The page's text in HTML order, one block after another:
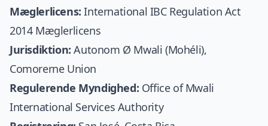
Mæglerlicens: International IBC Regulation Act
2014 Mæglerlicens
Jurisdiktion: Autonom Ø Mwali (Mohéli),
Comorerne Union
Regulerende Myndighed: Office of Mwali
International Services Authority